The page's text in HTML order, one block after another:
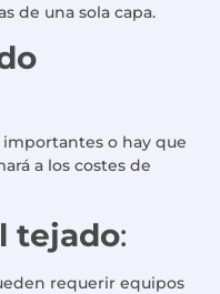
de una sola capa.
o hay que
a los costes de
tejado:
requerir equipos